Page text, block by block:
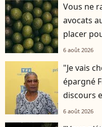
Vous ne
avocats
placer
6 août 2026
"Je vais
épargné
discours
6 août 2026